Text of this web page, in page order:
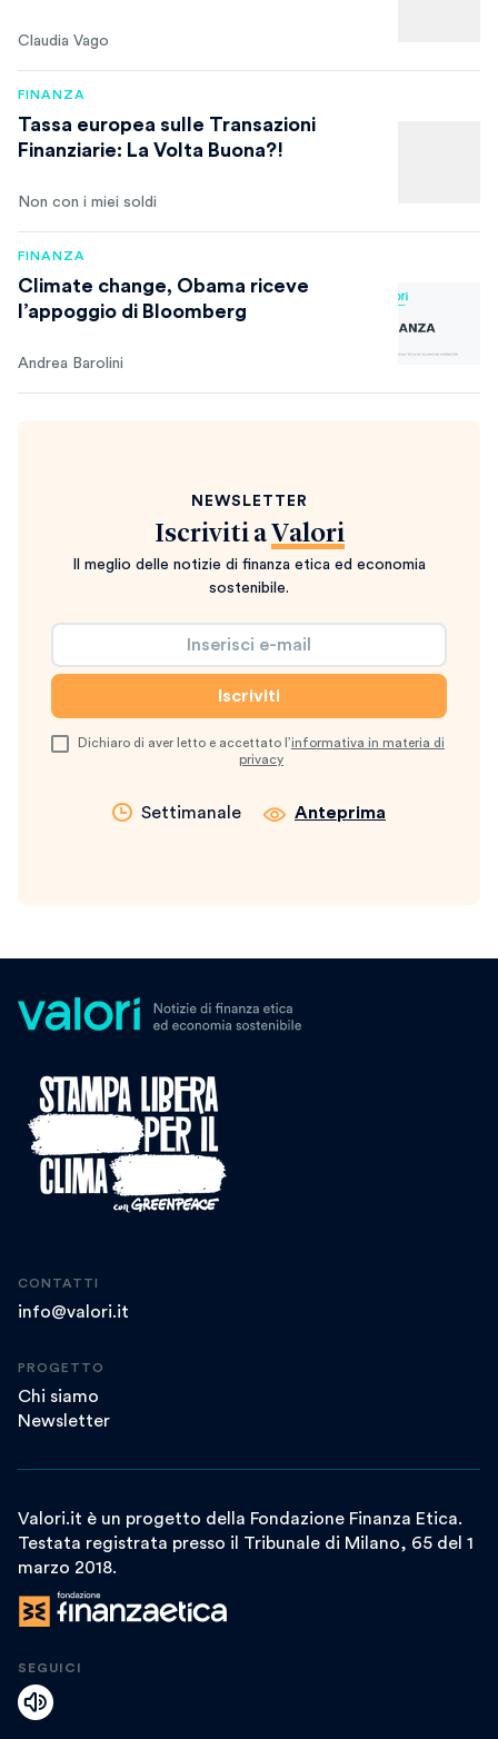
Claudia Vago
FINANZA
Tassa europea sulle Transazioni
Finanziarie: La Volta Buona?!
Non con i miei soldi
FINANZA
Climate change, Obama riceve
l’appoggio di Bloomberg
Andrea Barolini
NEWSLETTER
Iscriviti a Valori
Il meglio delle notizie di finanza etica ed economia
sostenibile.
Dichiaro di aver letto e accettato l’informativa in materia di
privacy
Settimanale Anteprima
CONTATTI
info@valori.it
PROGETTO
Chi siamo
Newsletter
Valori.it è un progetto della Fondazione Finanza Etica.
Testata registrata presso il Tribunale di Milano, 65 del 1
marzo 2018.
SEGUICI